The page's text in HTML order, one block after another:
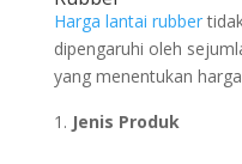
Harga lantai rubber
dipengaruhi oleh
yang menentukan
Jenis Produk